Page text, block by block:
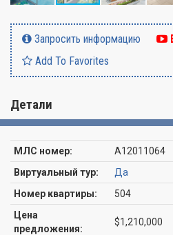
Запросить информацию
Add To Favorites
Детали
МЛС номер:
A12011064
Виртуальный тур:
Да
Номер квартиры:
504
Цена
предложения:
$1,210,000